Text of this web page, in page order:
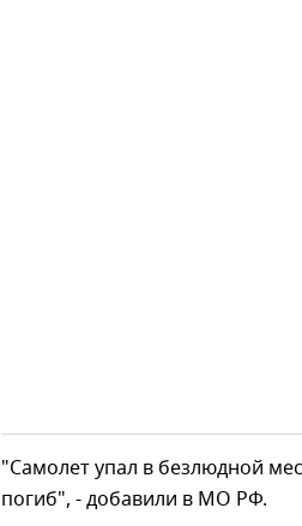
"Самолет упал в безлюдной
погиб", - добавили в МО РФ.